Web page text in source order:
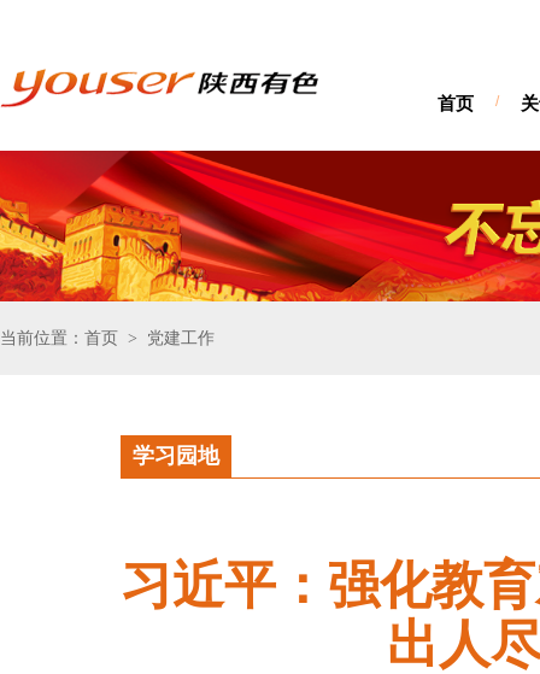
首页 /
当前位置：首页 > 党建工作
学习园地
习近平：强化教
出人